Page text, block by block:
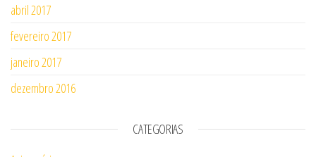
abril 2017
fevereiro 2017
janeiro 2017
dezembro 2016
CATEGORIAS